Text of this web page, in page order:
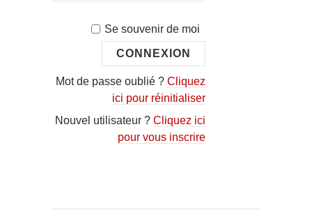
Se souvenir de moi
Mot de passe oublié ? Cliquez
ici pour réinitialiser
Nouvel utilisateur ? Cliquez ici
pour vous inscrire